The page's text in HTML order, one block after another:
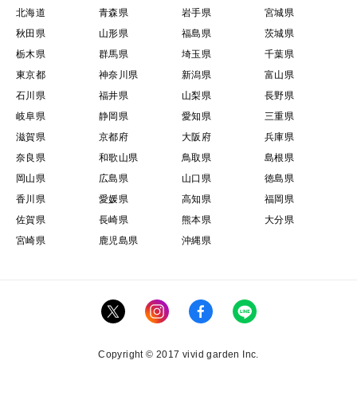
北海道 青森県 岩手県
宮城県
秋田県
山形県 福島県
茨城県
栃木県
群馬県 埼玉県
千葉県
東京都
神奈川県 新潟県
富山県
石川県
福井県 山梨県
長野県
岐阜県
静岡県 愛知県
三重県
滋賀県
京都府 大阪府
兵庫県
奈良県
和歌山県 鳥取県
島根県
岡山県
広島県 山口県
徳島県
香川県
愛媛県 高知県
福岡県
佐賀県
長崎県 熊本県
大分県
宮崎県
鹿児島県 沖縄県
Copyright © 2017 vivid garden Inc.